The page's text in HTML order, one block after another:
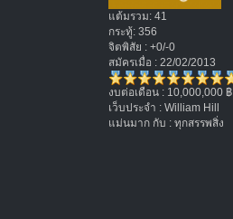
แต้มรวม: 41
กระทู้: 356
จิตพิสัย : +0/-0
สมัครเมื่อ : 22/02/2013
งบต่อเดือน : 10,000,000 ฿
เว็บประจำ : William Hill
แม่นมาก กับ : ทุกสรรพสิ่ง